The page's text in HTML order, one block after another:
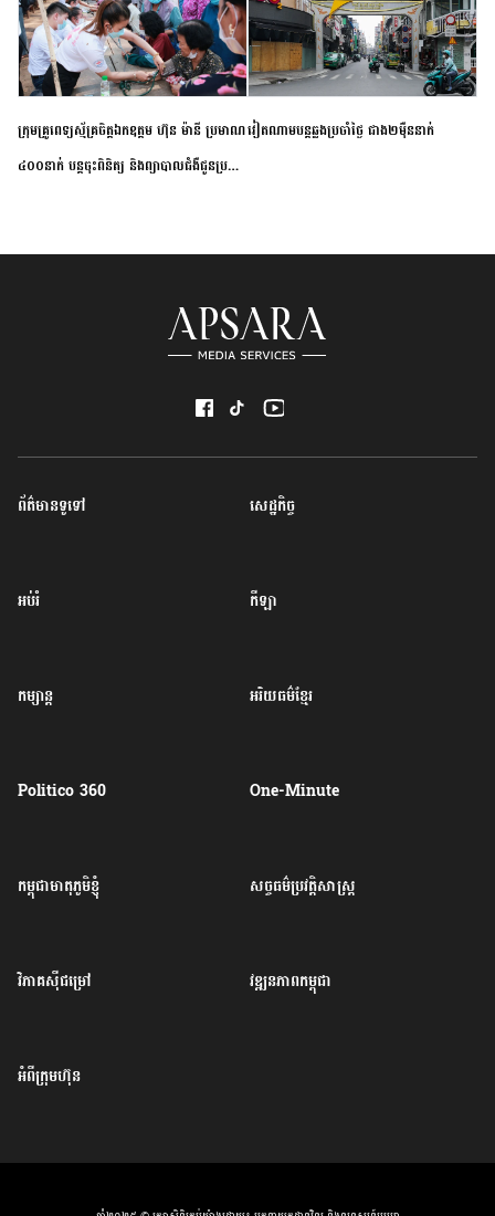
សិក្សានាពេលខាងមុខ
នៃភាពស្អិតរមួត និង
ការប្តេជ្ញាចិត្ត
ពិគ្រោះជំងឺទូទៅ និងផ្តល់
ថ្នាំពេទ្យជូនប្រជាពលរដ្ឋ
រស់នៅសង្កាត់បឹងកុក
ក្រុមគ្រូពេទ្យស្ម័គ្រចិត្តឯកឧត្តម ហ៊ុន ម៉ានី ប្រមាណ
៤០០នាក់ បន្តចុះពិនិត្យ និងព្យាបាលជំងឺជូនប្រជា
វៀតណាម​បន្ត​ឆ្លង​ប្រចាំថ្ងៃ​ ​ជាង​២​ម៉ឺន​នាក់​
ព័ត៌មានទូទៅ សេដ្ឋកិច្ច
អប់រំ កីឡា
កម្សាន្ត អរិយធម៌ខ្មែរ
Politico 360 One-Minute
កម្ពុជាមាតុភូមិខ្ញុំ សច្ចធម៌ប្រវត្តិសាស្ត្រ
វិភាគសុីជម្រៅ វឌ្ឍនភាពកម្ពុជា
អំពីក្រុមហ៊ុន